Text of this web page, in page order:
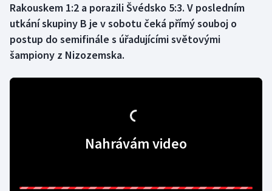
Curling
Dostihy
Florbal
Rakouskem 1:2 a porazili Švédsko 5:3. V posledním
utkání skupiny B je v sobotu čeká přímý souboj o
postup do semifinále s úřadujícími světovými
šampiony z Nizozemska.
Nahrávám video